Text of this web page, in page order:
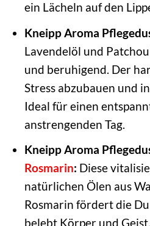
ein Lächeln auf den
Kneipp Aroma
Lavendelöl und
und beruhigend. Der
Stress abzubauen und
Ideal für einen
anstrengenden Tag.
Kneipp Aroma
Rosmarin: Diese
natürlichen Ölen aus
Rosmarin fördert die
belebt Körper und